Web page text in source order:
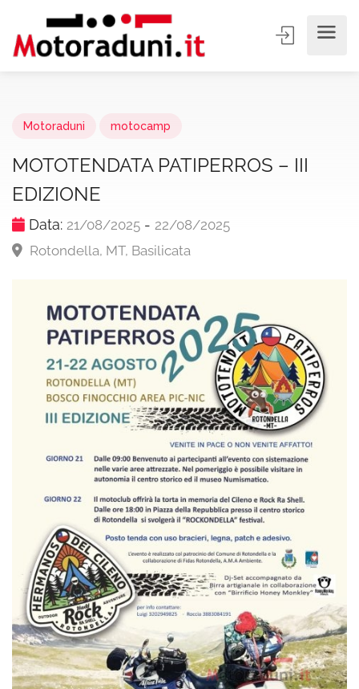
Motoraduni motocamp
MOTOTENDATA PATIPERROS – III
EDIZIONE
Data: 21/08/2025 - 22/08/2025
Rotondella, MT, Basilicata